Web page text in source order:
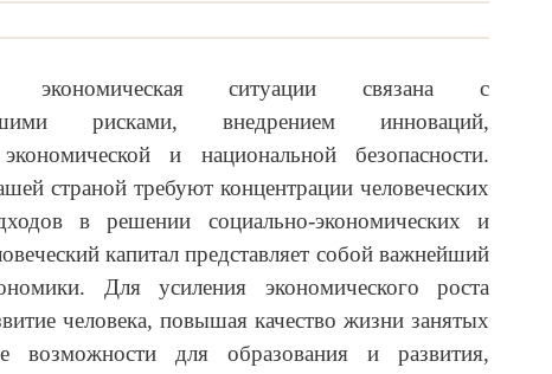
экономическая ситуации связана с
рисками, внедрением инноваций,
и национальной безопасности.
страной требуют концентрации человеческих
в решении социально-экономических и
капитал представляет собой важнейший
Для усиления экономического роста
человека, повышая качество жизни занятых
возможности для образования и развития,